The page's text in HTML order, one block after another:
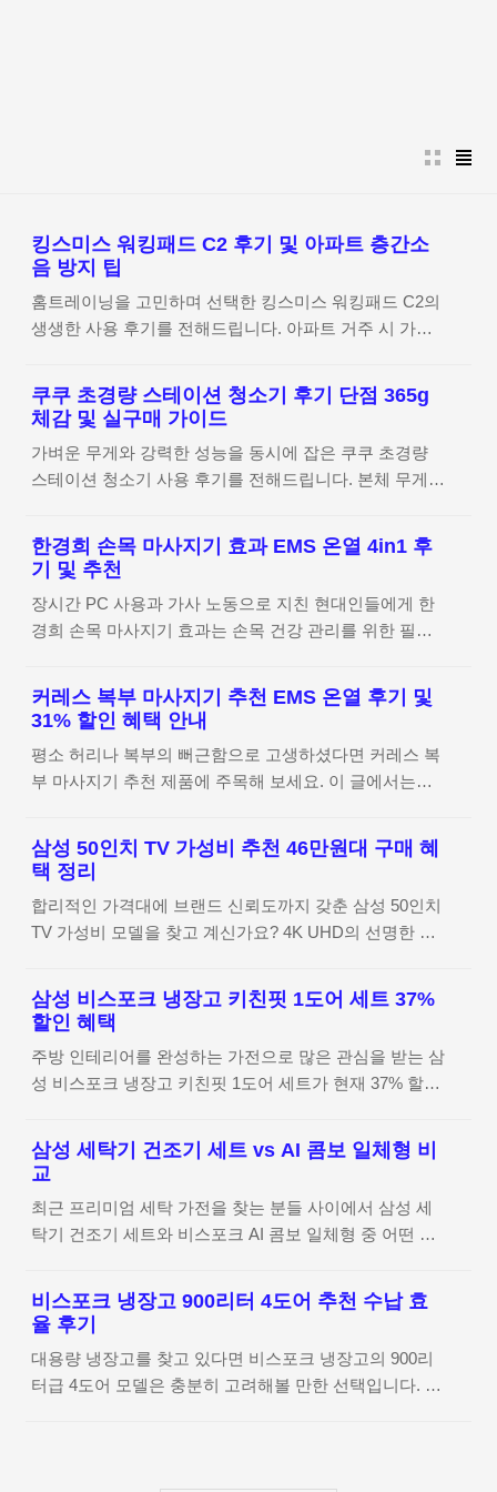
킹스미스 워킹패드 C2 후기 및 아파트 층간소
음 방지 팁
홈트레이닝을 고민하며 선택한 킹스미스 워킹패드 C2의
생생한 사용 후기를 전해드립니다. 아파트 거주 시 가장
율적인 운동 환경 조성법까지 3문장으로 요약하여 정리
해 보았습니다. 킹스미스 워킹패드 C2 상세 정보 확인하
기 집에서 킹스미스 워킹패드 C2로 걷기 시작한 이유 평
소에 운동은 해야겠는데 밖으로 나가기는 참 번거롭더라
고요. 날씨 영향도 많이 받고 옷 챙겨 입는 게 의외로 큰
어요. 공간을 많이 차지하지 않으면서도 꾸준히 할 수 있
는 기구를 찾다가 킹스미스 워킹패드 C2를 선택하게 되
었답니다.킹스미스 C2 실제 기계음 및 진동 체감 막상 제
품을 받아보니 기계 자체에서 발생하는 소음은 생각보
쿠쿠 초경량 스테이션 청소기 후기 단점 365g
체감 및 실구매 가이드
가벼운 무게와 강력한 성능을 동시에 잡은 쿠쿠 초경량
스테이션 청소기 사용 후기를 전해드립니다. 본체 무게
지, 실제 사용하며 느낀 장단점을 핵심만 요약하여 정리
했습니다. 쿠쿠 초경량 스테이션 청소기 제품 상세 정보
확인하기 가벼운 무선 청소기가 필요한 순간 매일 하는
청소지만 무거운 청소기를 꺼낼 때마다 손목이 시큰거려
망설여지곤 하더라고요. 특히 구석구석 먼지를 털어내야
이션 청소기는 이런 고민을 덜어주기 위해 나온 제품이에
요.박스를 열었을 때부터 느껴지는 슬림한 디자인이 인상
적이었답니다. 가볍게 손에 잡히는 느낌이 좋아 바로 청
소를 시작하고 싶어지는 기분이 들더라고요. 무선 청소기
한경희 손목 마사지기 효과 EMS 온열 4in1 후
기 및 추천
장시간 PC 사용과 가사 노동으로 지친 현대인들에게 한
경희 손목 마사지기 효과는 손목 건강 관리를 위한 필수
포함한 4in1 멀티 케어를 통해 일상 속에서 간편하게 손
목 통증을 완화하고 컨디션을 회복할 수 있는 방법을 정
리해 드립니다. 한경희 테라펄스 제품 상세 정보 확인하
기 일상 속 손목 관리의 중요성 평소 PC 업무가 많거나
가사 노동을 하다 보면 손목이 시큰거리는 느낌을 자주
만, 시간이 흐를수록 손목 통증은 일상의 질을 떨어뜨리
는 큰 원인이 되곤 합니다.그래서 많은 분이 한경희 손목
마사지기 효과에 관심을 두고 계신데, 이 제품은 단순한
안마기를 넘어 체계적인 관리를 돕는 기능들이 알차게 ..
커레스 복부 마사지기 추천 EMS 온열 후기 및
31% 할인 혜택 안내
평소 허리나 복부의 뻐근함으로 고생하셨다면 커레스 복
부 마사지기 추천 제품에 주목해 보세요. 이 글에서는
실제 사용 후기와 효과적인 활용법을 2~3문장으로 요약
하여 소개해 드립니다. 일상 속에서 간편하게 건강을 챙
길 수 있는 최적의 솔루션을 확인해 보세요. 커레스 복부
마사지기 제품 상세 정보 확인하기 허리 불편함의 일상적
고민과 커레스 마사지기 필요성 오랫동안 앉아서 일하거
고요. 매번 병원에 가기에는 시간도 부족하고 집에서 간
편하게 관리하고 싶은 마음이 생기곤 하는데요. 특히 날
씨가 쌀쌀해지거나 몸이 찬 편일 때는 허리 주변이 더 뻣
뻣하게 느껴져서 걱정이 많으셨을 거예요. 이런 일상적인
삼성 50인치 TV 가성비 추천 46만원대 구매 혜
택 정리
합리적인 가격대에 브랜드 신뢰도까지 갖춘 삼성 50인치
TV 가성비 모델을 찾고 계신가요? 4K UHD의 선명한 화
대라는 파격적인 혜택으로 만나보실 수 있어 안방이나 거
실용으로 최적의 선택지입니다. 삼성 50인치 TV 제품 상
세 정보 확인하기 삼성 50인치 TV 가성비 모델 선택 이유
거실의 중심을 잡아줄 TV를 고를 때 브랜드와 가격 사이
에서 고민이 많으셨을 것 같아요. 특히 50인치(125.7cm)
딱 적당하거든요. 이번에 삼성에서 나온 삼성 50인치 TV
가성비 라인업인 UHD TV 모델을 살펴보니 실속형 소비
자들에게 왜 인기 있는지 알겠더라고요.비즈니스 모델
(LH50BEFHLGFXKR..
삼성 비스포크 냉장고 키친핏 1도어 세트 37%
할인 혜택
주방 인테리어를 완성하는 가전으로 많은 관심을 받는 삼
성 비스포크 냉장고 키친핏 1도어 세트가 현재 37% 할인
번에 해결할 수 있는 대용량 구성과 세련된 디자인이 특
징인데요. 오늘은 삼성 비스포크 냉장고 키친핏의 구성과
품 상세 정보 확인하기 주방 인테리어를 완성하는 삼성
비스포크 냉장고 키친핏 디자인 요즘 주방은 단순히 요리
한 공간이 되었죠. 특히 삼성 비스포크 냉장고 키친핏은
벽면에 딱 맞게 설치되는 디자인 덕분에 주방이 훨씬 깔
끔하고 정돈된 느낌을 줍니다.툭 튀어나온 냉장고 대신
가구처럼 자연스럽게 어우러지는 라인을 보고 있으면
삼성 세탁기 건조기 세트 vs AI 콤보 일체형 비
교
최근 프리미엄 세탁 가전을 찾는 분들 사이에서 삼성 세
탁기 건조기 세트와 비스포크 AI 콤보 일체형 중 어떤 제
삼성의 최신 AI 기술이 적용된 모델이지만, 사용 환경과
빨래 양에 따라 만족도는 크게 달라질 수 있습니다. 이번
글에서는 삼성 비스포크 AI 세탁기 건조기 세트와 AI 콤
보 일체형의 차이를 비교하고 어떤 가정에 더 잘 맞는지
정리해보겠습니다. 제품 상세 정보 확인하기 세탁기 건조
비스포크 냉장고 900리터 4도어 추천 수납 효
율 후기
대용량 냉장고를 찾고 있다면 비스포크 냉장고의 900리
터급 4도어 모델은 충분히 고려해볼 만한 선택입니다. 넉